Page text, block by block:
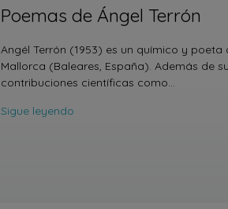
Poemas de Ángel Terrón
Angél Terrón (1953) es un químico y poeta
Mallorca (Baleares, España). Además de
contribuciones científicas como…
Sigue leyendo